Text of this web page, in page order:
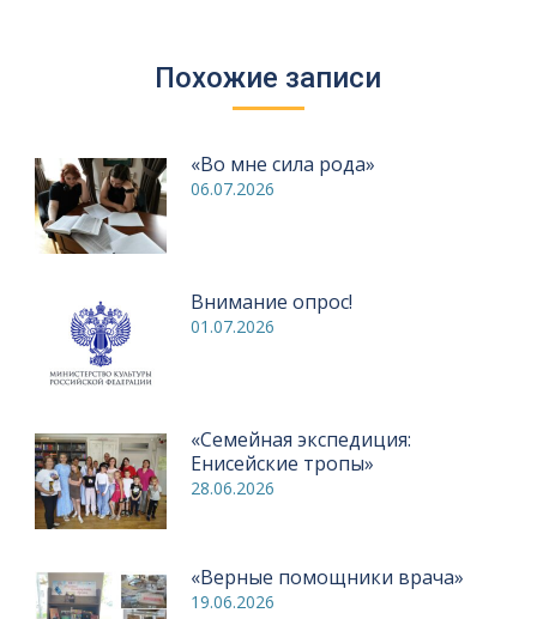
Похожие записи
«Во мне сила рода»
06.07.2026
Внимание опрос!
01.07.2026
«Семейная экспедиция:
Енисейские тропы»
28.06.2026
«Верные помощники врача»
19.06.2026